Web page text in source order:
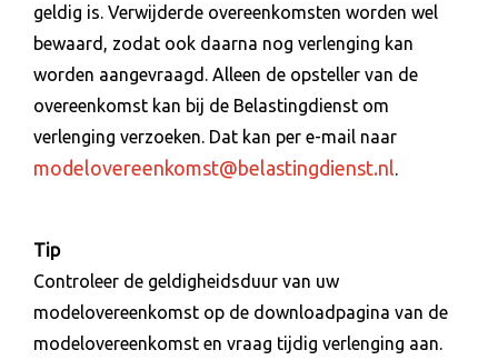
geldig is. Verwijderde overeenkomsten worden wel
bewaard, zodat ook daarna nog verlenging kan
worden aangevraagd. Alleen de opsteller van de
overeenkomst kan bij de Belastingdienst om
verlenging verzoeken. Dat kan per e-mail naar
modelovereenkomst@belastingdienst.nl
Tip
Controleer de geldigheidsduur van uw
modelovereenkomst op de downloadpagina van de
modelovereenkomst en vraag tijdig verlenging aan.